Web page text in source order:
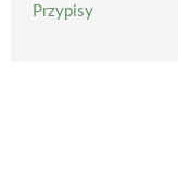
Przypisy